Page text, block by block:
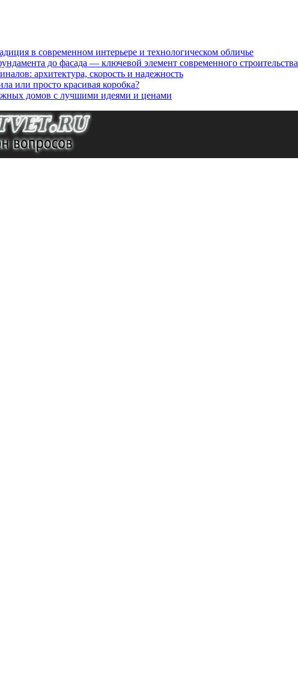
в современном интерьере и технологическом обличье
до фасада — ключевой элемент современного строительства
архитектура, скорость и надежность
или просто красивая коробка?
домов с лучшими идеями и ценами